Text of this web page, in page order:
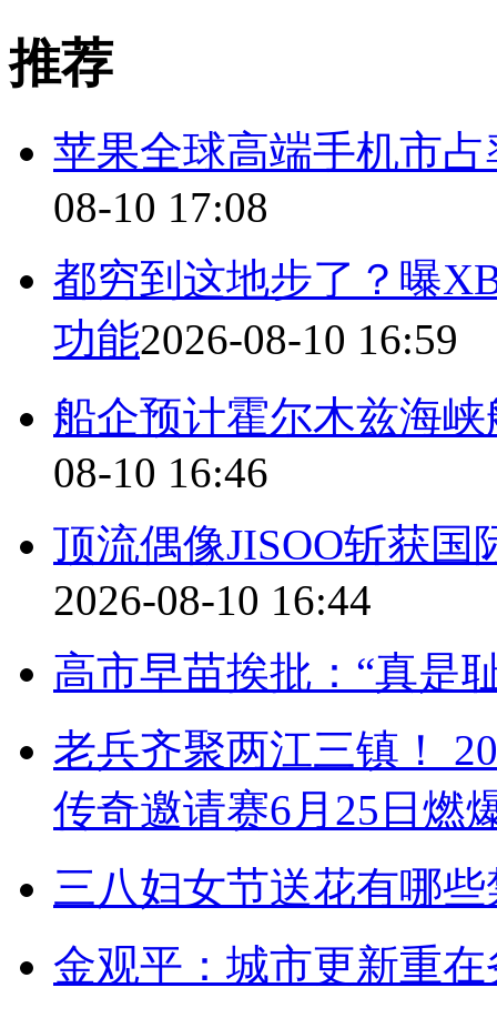
推荐
苹果全球高端手机市
08-10 17:08
都穷到这地步了？曝
功能2026-08-10 16:59
船企预计霍尔木兹海
08-10 16:46
顶流偶像JISOO斩获
2026-08-10 16:44
高市早苗挨批：“真是
老兵齐聚两江三镇！
传奇邀请赛6月25日燃
三八妇女节送花有哪
金观平：城市更新重